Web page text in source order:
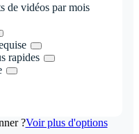
de vidéos par mois
rapides
?Voir plus d'options